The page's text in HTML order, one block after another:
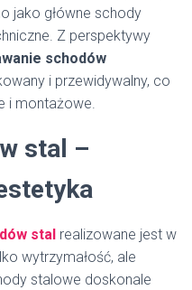
jako główne schody
Z perspektywy
schodów
i przewidywalny, co
i montażowe.
stal –
stal realizowane jest w
wytrzymałość, ale
stalowe doskonale